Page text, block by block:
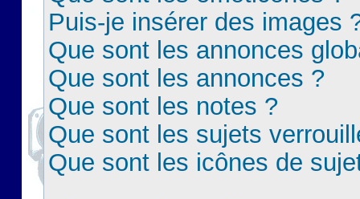
Puis-je insérer des images
Que sont les annonces
Que sont les annonces ?
Que sont les notes ?
Que sont les sujets
Que sont les icônes de